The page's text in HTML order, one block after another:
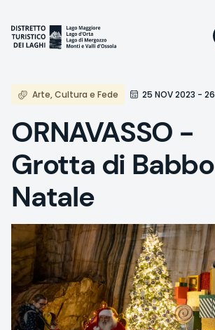
contenu
principal
Arte, Cultura e Fede 25 NOV 2023 -
ORNAVASSO -
Grotta di Babbo
Natale